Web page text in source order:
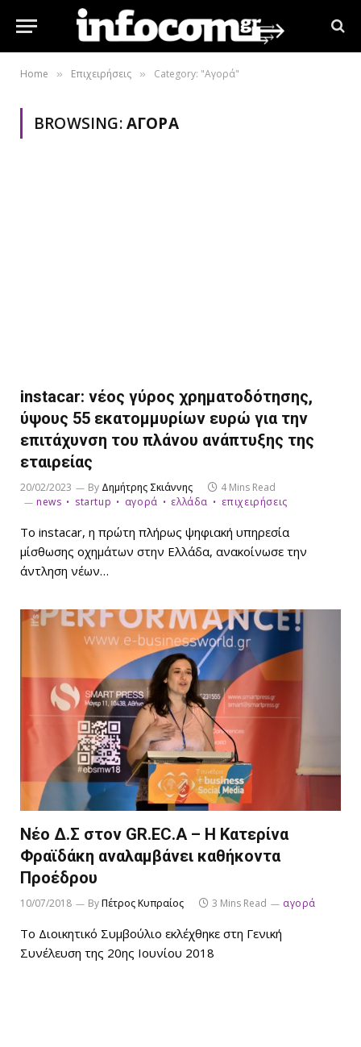
Home » Επιχειρήσεις » Category: "Αγορά"
BROWSING:ΑΓΟΡΆ
instacar: νέος γύρος χρηματοδότησης,
ύψους 55 εκατομμυρίων ευρώ για την
επιτάχυνση του πλάνου ανάπτυξης της
εταιρείας
20/02/2023 By Δημήτρης Σκιάννης
4 Mins Read
news
startup αγορά ελλάδα επιχειρήσεις
Το instacar, η πρώτη πλήρως ψηφιακή υπηρεσία
μίσθωσης οχημάτων στην Ελλάδα, ανακοίνωσε την
άντληση νέων…
Νέο Δ.Σ στον GR.EC.A – H Κατερίνα
Φραϊδάκη αναλαμβάνει καθήκοντα
Προέδρου
10/07/2018 ByΠέτρος Κυπραίος 3 Mins Read αγορά
Το Διοικητικό Συμβούλιο εκλέχθηκε στη Γενική
Συνέλευση της 20ης Ιουνίου 2018